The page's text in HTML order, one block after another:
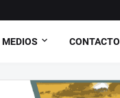
MEDIOS CONTACTO